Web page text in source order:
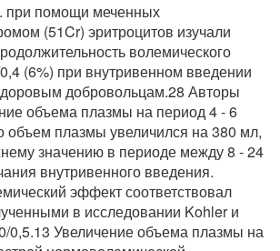
при помощи меченных
(51Cr) эритроцитов изучали
волемического
(6%) при внутривенном введении
добровольцам.28 Авторы
объема плазмы на период 4 - 6
объем плазмы увеличился на 380 мл,
значению в периоде между 8 - 24
внутривенного введения.
эффект соответствовал
в исследовании Kohler и
0,5.13 Увеличение объема плазмы на